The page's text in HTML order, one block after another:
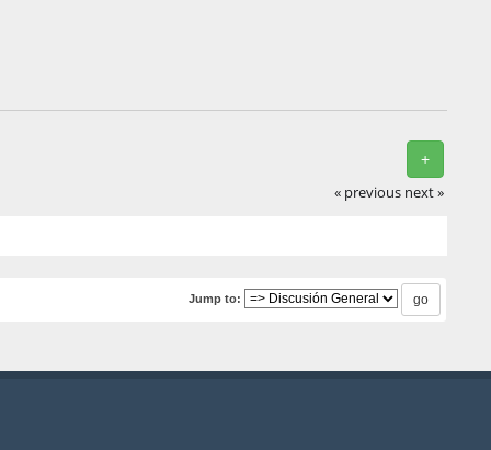
+
« previous next »
Jump to: